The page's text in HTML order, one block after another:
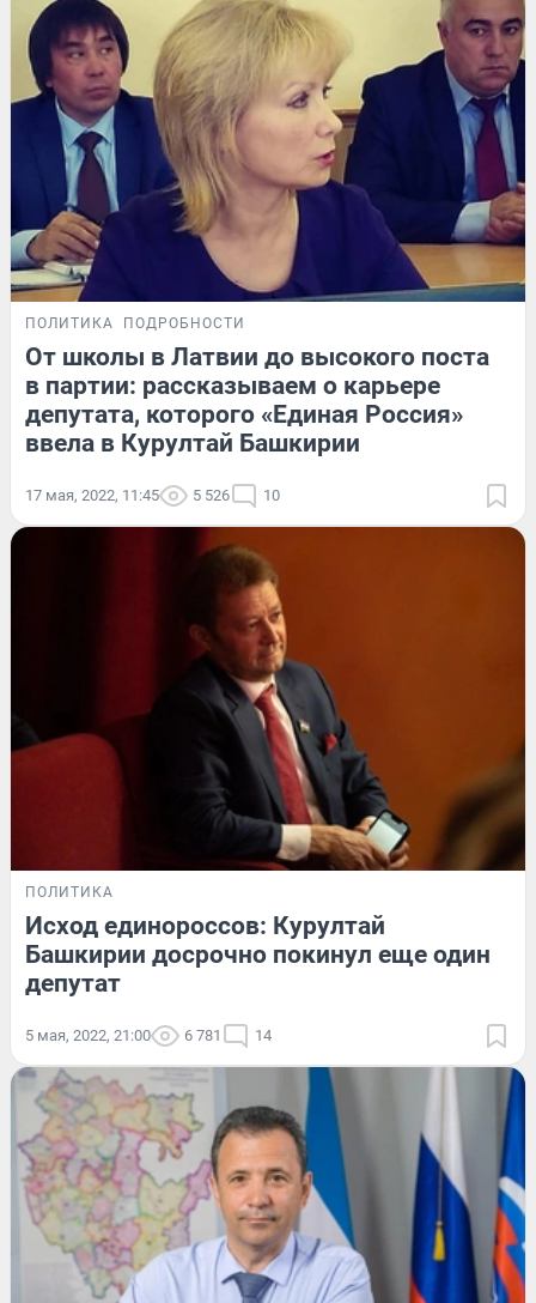
ПОЛИТИКА ПОДРОБНОСТИ
От школы в Латвии до высокого поста
в партии: рассказываем о карьере
депутата, которого «Единая Россия»
ввела в Курултай Башкирии
17 мая, 2022, 11:45 5 526 10
ПОЛИТИКА
Исход единороссов: Курултай
Башкирии досрочно покинул еще один
депутат
5 мая, 2022, 21:00 6 781 14